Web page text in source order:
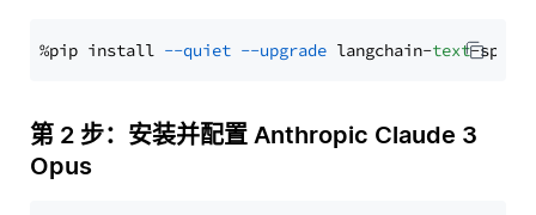
%pip install --quiet --upgrade langchain-text
第 2 步：安装并配置 Anthropic Claude 3
Opus